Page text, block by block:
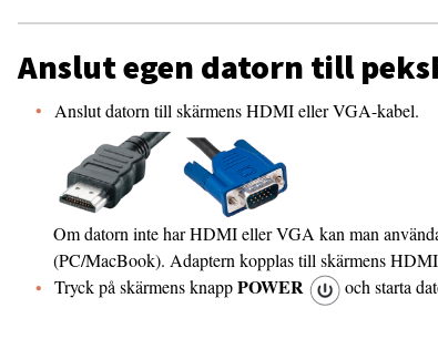
Anslut egen datorn till
Anslut datorn till skärmens HDMI eller VGA-kabel.
Om datorn inte har HDMI eller VGA kan man
(PC/MacBook). Adaptern kopplas till skärmens
Tryck på skärmens knappPOWER och starta